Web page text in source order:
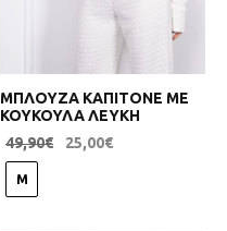
ΜΠΛΟΥΖΑ ΚΑΠΙΤΟΝΕ ΜΕ
ΚΟΥΚΟΥΛΑ ΛΕΥΚΗ
49,90€ 25,00€
M